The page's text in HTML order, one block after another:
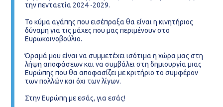
την πενταετία 2024 -2029.
Το κύμα αγάπης που εισέπραξα θα είναι η κινητήριος
δύναμη για τις μάχες που μας περιμένουν στο
Ευρωκοινοβούλιο.
Όραμά μου είναι να συμμετέχει ισότιμα η χώρα μας στη
λήψη αποφάσεων και να συμβάλει στη δημιουργία μιας
Ευρώπης που θα αποφασίζει με κριτήριο το συμφέρον
των πολλών και όχι των λίγων.
Στην Ευρώπη με εσάς, για εσάς!